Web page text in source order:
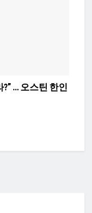
… 오스틴 한인